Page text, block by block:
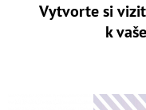
Vytvorte si
k